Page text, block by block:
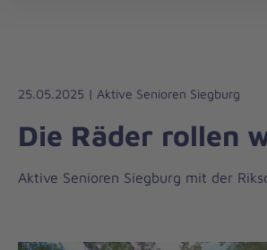
25.05.2025 | Aktive Senioren Siegburg
Die Räder rollen
Aktive Senioren Siegburg mit der